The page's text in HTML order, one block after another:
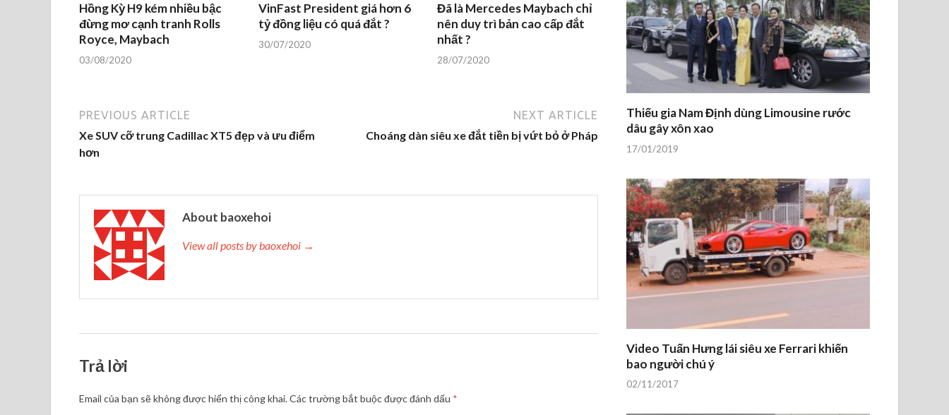
Hồng Kỳ H9 kém nhiều bậc
đừng mơ cạnh tranh Rolls
Royce, Maybach
03/08/2020
VinFast President giá hơn 6
tỷ đồng liệu có quá đắt ?
30/07/2020
Đã là Mercedes Maybach chỉ
nên duy trì bản cao cấp đắt
nhất ?
28/07/2020
PREVIOUS ARTICLE
Xe SUV cỡ trung Cadillac XT5 đẹp và ưu điểm
hơn
NEXT ARTICLE
Choáng dàn siêu xe đắt tiền bị vứt bỏ ở Pháp
About baoxehoi
View all posts by baoxehoi →
Trả lời
Email của bạn sẽ không được hiển thị công khai.Các trường bắt buộc được đánh dấu *
Thiếu gia Nam Định dùng Limousine rước
dâu gây xôn xao
17/01/2019
Video Tuấn Hưng lái siêu xe Ferrari khiến
bao người chú ý
02/11/2017